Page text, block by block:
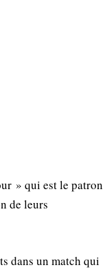
» qui est le patron
de leurs
dans un match qui